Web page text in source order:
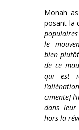
Monah
posant la
le
bien
de ce
qui est
cimente]
dans leur
hors la